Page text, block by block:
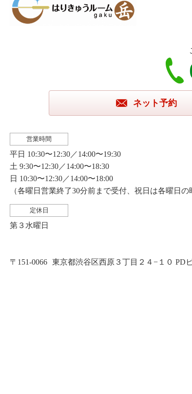
ネット予約
営業時間
平日 10:30〜12:30／14:00〜19:30
土 9:30〜12:30／14:00〜18:30
日 10:30〜12:30／14:00〜18:00
（各曜日営業終了30分前まで受付、祝日は各曜日の
定休日
第３水曜日
〒151-0066 東京都渋谷区西原３丁目２４−１０ PD